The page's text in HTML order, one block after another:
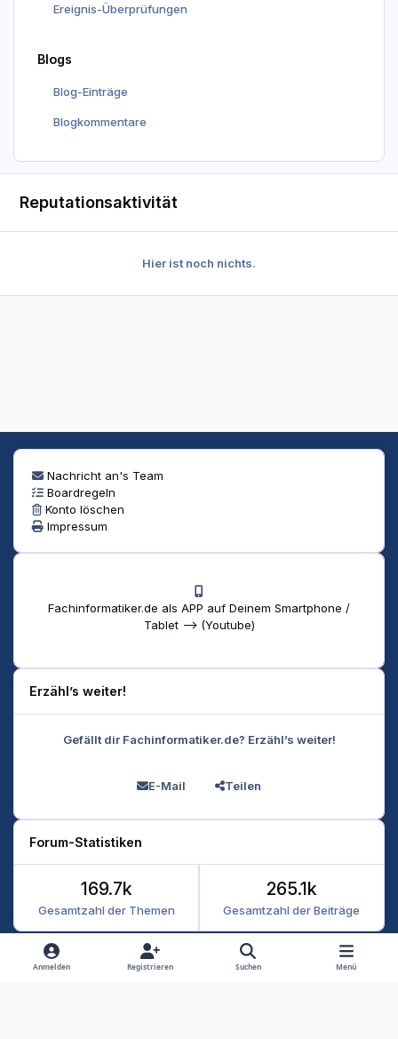
Ereignis-Überprüfungen
Blogs
Blog-Einträge
Blogkommentare
Reputationsaktivität
Hier ist noch nichts.
Nachricht an's Team
Boardregeln
Konto löschen
Impressum
Fachinformatiker.de als APP auf Deinem Smartphone /
Tablet --> (Youtube)
Erzähl’s weiter!
Gefällt dir Fachinformatiker.de? Erzähl’s weiter!
E-Mail Teilen
Forum-Statistiken
Gesamtzahl der Themen
169.7k
Gesamtzahl der Beiträge
265.1k
Heller Modus
Dunkler Modus
Systemeinstellung
Anmelden Registrieren Suchen Menü